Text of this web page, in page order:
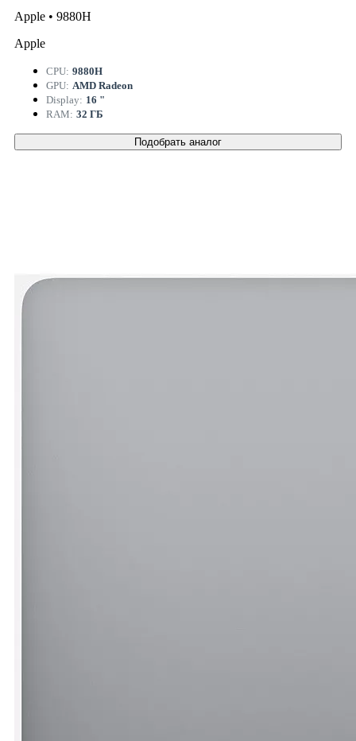
Apple • 9880H
Apple
CPU: 9880H
GPU: AMD Radeon
Display: 16 "
RAM: 32 ГБ
Подобрать аналог